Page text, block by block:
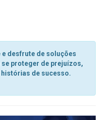
e desfrute de soluções
se proteger de prejuízos,
de sucesso.